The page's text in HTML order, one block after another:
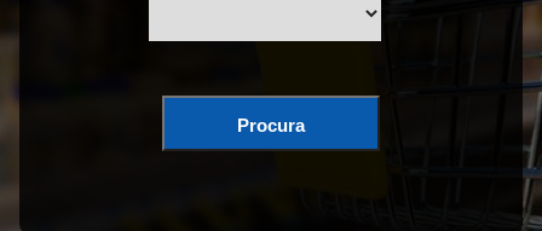
Procura